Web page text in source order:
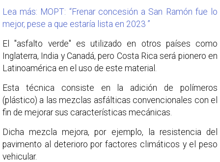
Lea más: MOPT: “Frenar concesión a San Ramón fue lo
mejor, pese a que estaría lista en 2023 ”
El "asfalto verde" es utilizado en otros países como
Inglaterra, India y Canadá, pero Costa Rica será pionero en
Latinoamérica en el uso de este material.
Esta técnica consiste en la adición de polímeros
(plástico) a las mezclas asfálticas convencionales con el
fin de mejorar sus características mecánicas.
Dicha mezcla mejora, por ejemplo, la resistencia del
pavimento al deterioro por factores climáticos y el peso
vehicular.